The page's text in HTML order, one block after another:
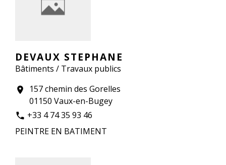
DEVAUX STEPHANE
Bâtiments / Travaux publics
location_on
157 chemin des Gorelles
01150 Vaux-en-Bugey
phone +33 4 74 35 93 46
PEINTRE EN BATIMENT